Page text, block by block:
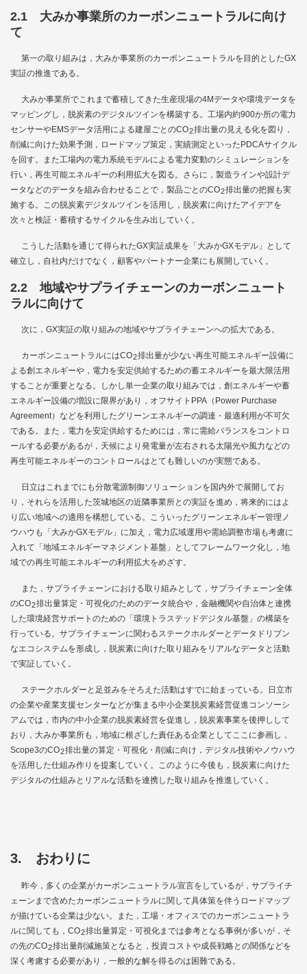
2.1 大みか事業所のカーボンニュートラルに向け
て
第一の取り組みは，大みか事業所のカーボンニュートラルを目的としたGX
実証の推進である。
大みか事業所でこれまで蓄積してきた生産現場の4Mデータや環境データを
マッピングし，脱炭素のデジタルツインを構築する。工場内約900か所の電力
センサーやEMSデータ活用による建屋ごとのCO2排出量の見える化を図り，
削減に向けた効果予測，ロードマップ策定，実績測定といったPDCAサイクル
を回す。また工場内の電力系統モデルによる電力変動のシミュレーションを
行い，再生可能エネルギーの利用拡大を図る。さらに，製造ラインや設計デ
ータなどのデータを組み合わせることで，製品ごとのCO2排出量の把握も実
施する。この脱炭素デジタルツインを活用し，脱炭素に向けたアイデアを
次々と検証・蓄積するサイクルを生み出していく。
こうした活動を通じて得られたGX実証成果を「大みかGXモデル」として
確立し，自社内だけでなく，顧客やパートナー企業にも展開していく。
2.2 地域やサプライチェーンのカーボンニュート
ラルに向けて
次に，GX実証の取り組みの地域やサプライチェーンへの拡大である。
カーボンニュートラルにはCO2排出量が少ない再生可能エネルギー設備に
よる創エネルギーや，電力を安定供給するための蓄エネルギーを最大限活用
することが重要となる。しかし単一企業の取り組みでは，創エネルギーや蓄
エネルギー設備の増設に限界があり，オフサイトPPA（Power Purchase
Agreement）などを利用したグリーンエネルギーの調達・最適利用が不可欠
である。また，電力を安定供給するためには，常に需給バランスをコントロ
ールする必要があるが，天候により発電量が左右される太陽光や風力などの
再生可能エネルギーのコントロールはとても難しいのが実態である。
日立はこれまでにも分散電源制御ソリューションを国内外で展開してお
り，それらを活用した茨城地区の近隣事業所との実証を進め，将来的にはよ
り広い地域への適用を構想している。こういったグリーンエネルギー管理ノ
ウハウも「大みかGXモデル」に加え，電力広域運用や需給調整市場も考慮に
入れて「地域エネルギーマネジメント基盤」としてフレームワーク化し，地
域での再生可能エネルギーの利用拡大をめざす。
また，サプライチェーンにおける取り組みとして，サプライチェーン全体
のCO2排出量算定・可視化のためのデータ統合や，金融機関や自治体と連携
した環境経営サポートのための「環境トラステッドデジタル基盤」の構築を
行っている。サプライチェーンに関わるステークホルダーとデータドリブン
なエコシステムを形成し，脱炭素に向けた取り組みをリアルなデータと活動
で実証していく。
ステークホルダーと足並みをそろえた活動はすでに始まっている。日立市
の企業や産業支援センターなどが集まる中小企業脱炭素経営促進コンソーシ
アムでは，市内の中小企業の脱炭素経営を促進し，脱炭素事業を後押しして
おり，大みか事業所も，地域に根ざした責任ある企業としてここに参画し，
Scope3のCO2排出量の算定・可視化・削減に向け，デジタル技術やノウハウ
を活用した仕組み作りを提案していく。このように今後も，脱炭素に向けた
デジタルの仕組みとリアルな活動を連携した取り組みを推進していく。
3. おわりに
昨今，多くの企業がカーボンニュートラル宣言をしているが，サプライチ
ェーンまで含めたカーボンニュートラルに関して具体策を伴うロードマップ
が描けている企業は少ない。また，工場・オフィスでのカーボンニュートラ
ルに関しても，CO2排出量算定・可視化までは参考となる事例が多いが，そ
の先のCO2排出量削減施策となると，投資コストや成長戦略との関係などを
深く考慮する必要があり，一般的な解を得るのは困難である。